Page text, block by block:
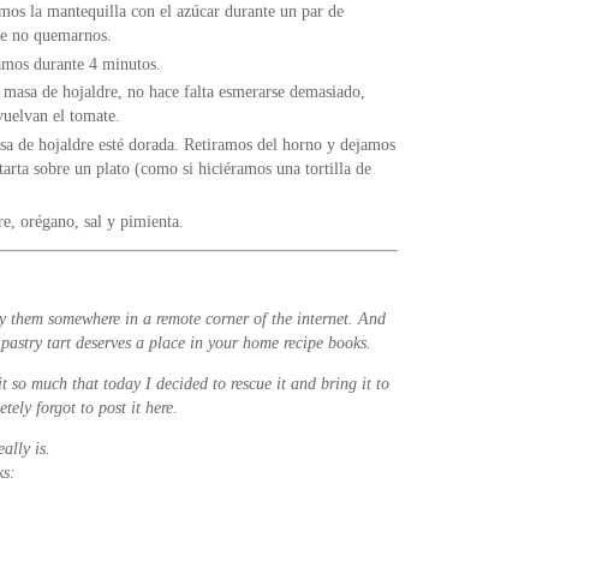
la mantequilla con el azúcar durante un par de
no quemarnos.
durante 4 minutos.
de hojaldre, no hace falta esmerarse demasiado,
el tomate.
de hojaldre esté dorada. Retiramos del horno y dejamos
sobre un plato (como si hiciéramos una tortilla de
orégano, sal y pimienta.
somewhere in a remote corner of the internet. And
tart deserves a place in your home recipe books.
much that today I decided to rescue it and bring it to
forgot to post it here.
is.